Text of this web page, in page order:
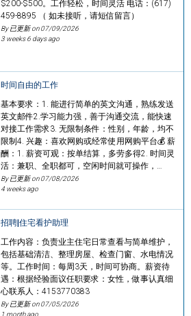
$200-$500。工作轻松，时间灵活 电话：(617)
459-8895 （ 如未接听，请短信留言）
By 已更新 on07/09/2026
3 weeks 6 days ago
时间自由的工作
基本要求：1. 能进行简单的英文沟通，熟练发送
英文邮件2.学习能力强，善于沟通交流，能快速
对接工作需求3. 无限制条件：性别，年龄，均不
限制4. 兴趣：喜欢网购或经常使用网购平台💰 薪
酬：1. 薪资可观：按单结算，多劳多得2. 时间灵
活：兼职、全职都可，空闲时间就可操作，…
By 已更新 on07/08/2026
4 weeks ago
招聘|住宅看护助理
工作内容：负责业主住宅日常查看与简单维护，
包括基础清洁、整理房屋、检查门窗、水电情况
等。工作时间：每周3天，时间可协商。薪资待
遇：根据经验面议任职要求：女性，做事认真细
心联系人：4153770383
By 已更新 on07/05/2026
1 month ago